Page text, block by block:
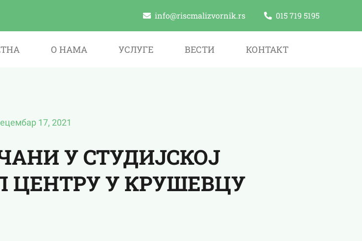
info@riscmalizvornik.rs 015 719 5195
О НАМА УСЛУГЕ ВЕСТИ КОНТАКТ
17, 2021
У СТУДИЈСКОЈ
ЦЕНТРУ У КРУШЕВЦУ